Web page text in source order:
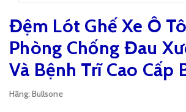
Đệm Lót Ghế Xe Ô
Phòng Chống Đau
Và Bệnh Trĩ Cao Cấp
Hãng: Bullsone